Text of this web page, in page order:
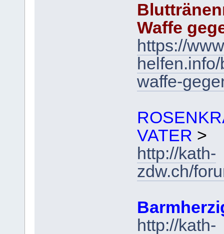
Waffe
https://
waffe-
VATER >
http://kath-
zdw.ch/
http://kath-